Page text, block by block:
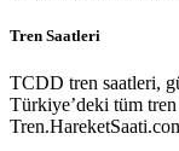
Tren Saatleri
TCDD tren saatleri,
Türkiye’deki tüm